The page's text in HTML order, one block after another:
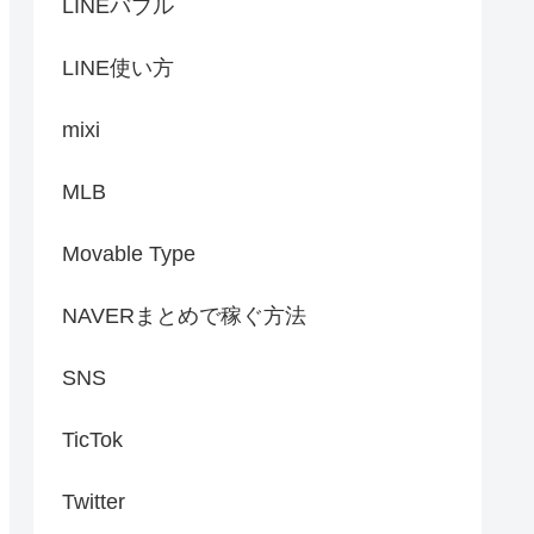
LINEバブル
LINE使い方
mixi
MLB
Movable Type
NAVERまとめで稼ぐ方法
SNS
TicTok
Twitter